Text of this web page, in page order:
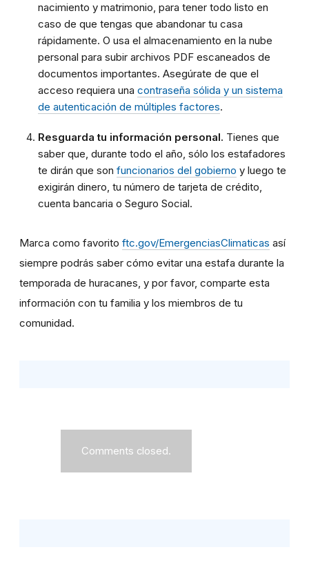
nacimiento y matrimonio, para tener todo listo en
caso de que tengas que abandonar tu casa
rápidamente. O usa el almacenamiento en la nube
personal para subir archivos PDF escaneados de
documentos importantes. Asegúrate de que el
acceso requiera una contraseña sólida y un sistema
de autenticación de múltiples factores.
Resguarda tu información personal. Tienes que
saber que, durante todo el año, sólo los estafadores
te dirán que son funcionarios del gobierno y luego te
exigirán dinero, tu número de tarjeta de crédito,
cuenta bancaria o Seguro Social.
Marca como favorito ftc.gov/EmergenciasClimaticas así
siempre podrás saber cómo evitar una estafa durante la
temporada de huracanes, y por favor, comparte esta
información con tu familia y los miembros de tu
comunidad.
Comments closed.